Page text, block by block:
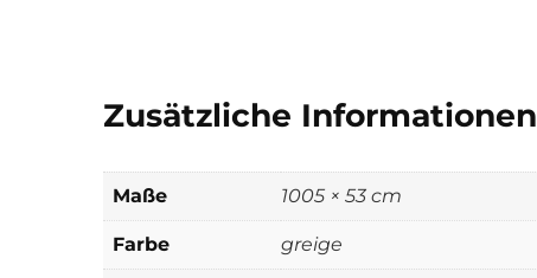
Zusätzliche Informationen
Maße 1005 × 53 cm
Farbe greige